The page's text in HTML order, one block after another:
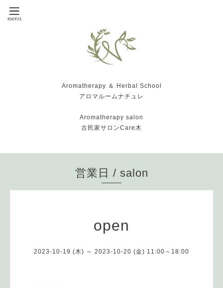
Aromatherapy ＆ Herbal School
アロマルームナチュレ
Aromatherapy salon
古民家サロンCare木
営業日 / salon
open
2023-10-19 (木) ～ 2023-10-20 (金) 11:00～18:00